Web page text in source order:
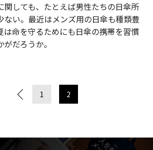
関しても、たとえば男性たちの日傘所
ない。最近はメンズ用の日傘も種類豊
は命を守るためにも日傘の携帯を習慣
だろうか。
1 2